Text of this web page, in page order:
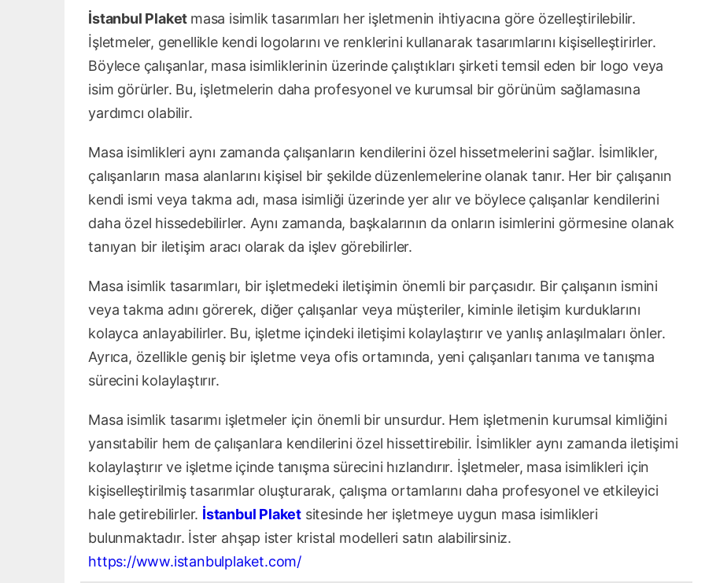
İstanbul Plaket masa isimlik tasarımları her işletmenin ihtiyacına göre özelleştirilebilir.
İşletmeler, genellikle kendi logolarını ve renklerini kullanarak tasarımlarını kişiselleştirirler.
Böylece çalışanlar, masa isimliklerinin üzerinde çalıştıkları şirketi temsil eden bir logo veya
isim görürler. Bu, işletmelerin daha profesyonel ve kurumsal bir görünüm sağlamasına
yardımcı olabilir.
Masa isimlikleri aynı zamanda çalışanların kendilerini özel hissetmelerini sağlar. İsimlikler,
çalışanların masa alanlarını kişisel bir şekilde düzenlemelerine olanak tanır. Her bir çalışanın
kendi ismi veya takma adı, masa isimliği üzerinde yer alır ve böylece çalışanlar kendilerini
daha özel hissedebilirler. Aynı zamanda, başkalarının da onların isimlerini görmesine olanak
tanıyan bir iletişim aracı olarak da işlev görebilirler.
Masa isimlik tasarımları, bir işletmedeki iletişimin önemli bir parçasıdır. Bir çalışanın ismini
veya takma adını görerek, diğer çalışanlar veya müşteriler, kiminle iletişim kurduklarını
kolayca anlayabilirler. Bu, işletme içindeki iletişimi kolaylaştırır ve yanlış anlaşılmaları önler.
Ayrıca, özellikle geniş bir işletme veya ofis ortamında, yeni çalışanları tanıma ve tanışma
sürecini kolaylaştırır.
Masa isimlik tasarımı işletmeler için önemli bir unsurdur. Hem işletmenin kurumsal kimliğini
yansıtabilir hem de çalışanlara kendilerini özel hissettirebilir. İsimlikler aynı zamanda iletişimi
kolaylaştırır ve işletme içinde tanışma sürecini hızlandırır. İşletmeler, masa isimlikleri için
kişiselleştirilmiş tasarımlar oluşturarak, çalışma ortamlarını daha profesyonel ve etkileyici
hale getirebilirler. İstanbul Plaket sitesinde her işletmeye uygun masa isimlikleri
bulunmaktadır. İster ahşap ister kristal modelleri satın alabilirsiniz.
https://www.istanbulplaket.com/